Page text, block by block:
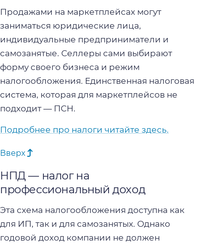
Продажами на маркетплейсах могут
заниматься юридические лица,
индивидуальные предприниматели и
самозанятые. Селлеры сами выбирают
форму своего бизнеса и режим
налогообложения. Единственная налоговая
система, которая для маркетплейсов не
подходит — ПСН.
Подробнее про налоги читайте здесь.
Вверх
НПД — налог на
профессиональный доход
Эта схема налогообложения доступна как
для ИП, так и для самозанятых. Однако
годовой доход компании не должен